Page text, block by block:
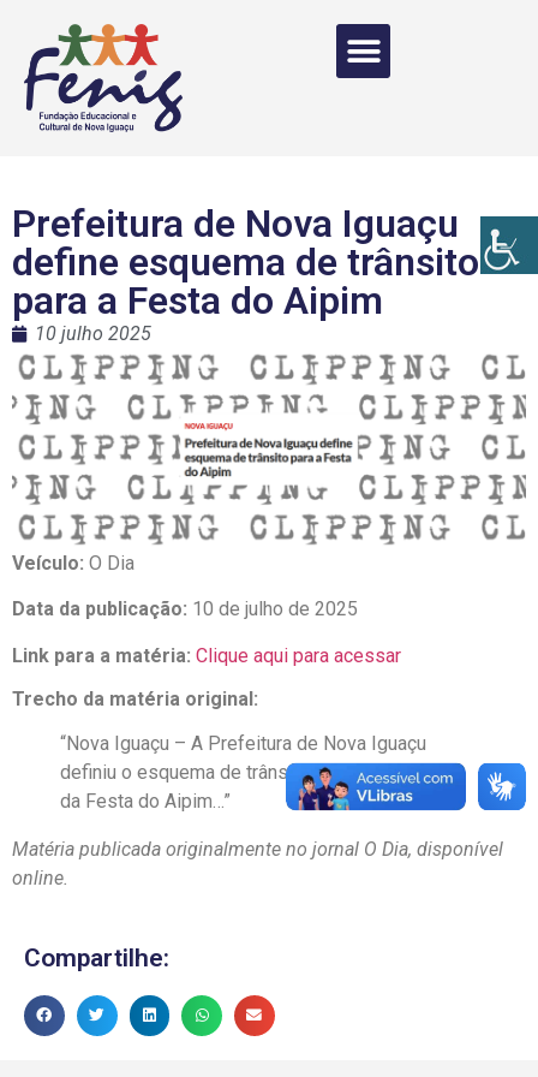
Prefeitura de Nova Iguaçu
define esquema de trânsito
para a Festa do Aipim
10 julho 2025
Veículo: O Dia
Data da publicação: 10 de julho de 2025
Link para a matéria: Clique aqui para acessar
Trecho da matéria original:
“Nova Iguaçu – A Prefeitura de Nova Iguaçu
definiu o esquema de trânsito para a 16ª edição
da Festa do Aipim…”
Matéria publicada originalmente no jornal O Dia, disponível
online.
Compartilhe: